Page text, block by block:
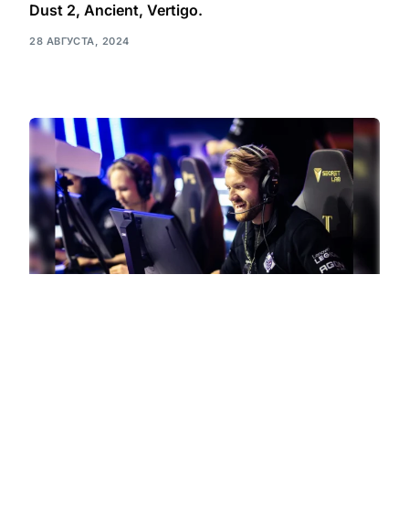
Dust 2, Ancient, Vertigo.
28 АВГУСТА, 2024